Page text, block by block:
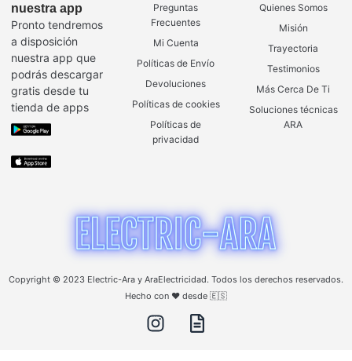
nuestra app
Pronto tendremos
a disposición
nuestra app que
podrás descargar
gratis desde tu
tienda de apps
Preguntas
Frecuentes
Mi Cuenta
Políticas de Envío
Devoluciones
Políticas de cookies
Políticas de
privacidad
Quienes Somos
Misión
Trayectoria
Testimonios
Más Cerca De Ti
Soluciones técnicas
ARA
Copyright © 2023 Electric-Ara y AraElectricidad. Todos los derechos reservados.
Hecho con ❤️ desde 🇪🇸